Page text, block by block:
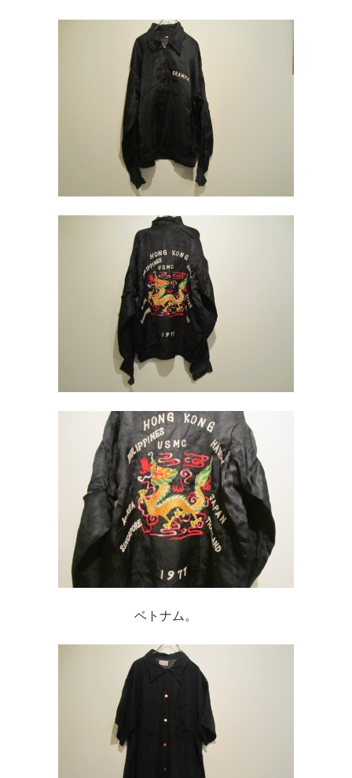
ベトナム。